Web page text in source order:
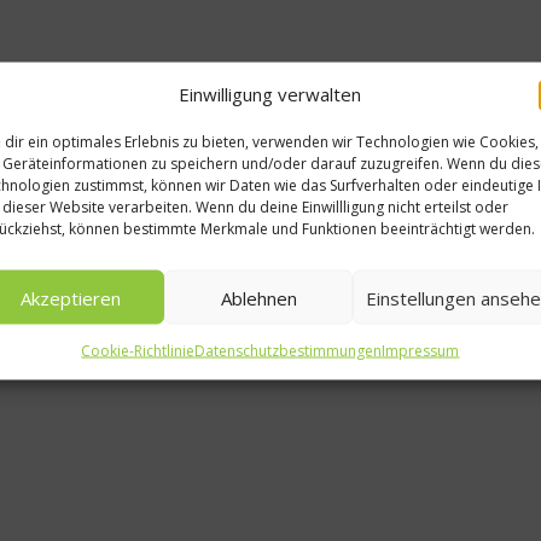
Einwilligung verwalten
dir ein optimales Erlebnis zu bieten, verwenden wir Technologien wie Cookies,
Geräteinformationen zu speichern und/oder darauf zuzugreifen. Wenn du
zustimmst, können wir Daten wie das Surfverhalten oder eindeutige
dieser Website verarbeiten. Wenn du deine Einwillligung nicht erteilst oder
können bestimmte Merkmale und Funktionen beeinträchtigt werden.
Akzeptieren Ablehnen Einstellungen
Cookie-RichtlinieDatenschutzbestimmungenImpressum
die
Gesundes & Bio